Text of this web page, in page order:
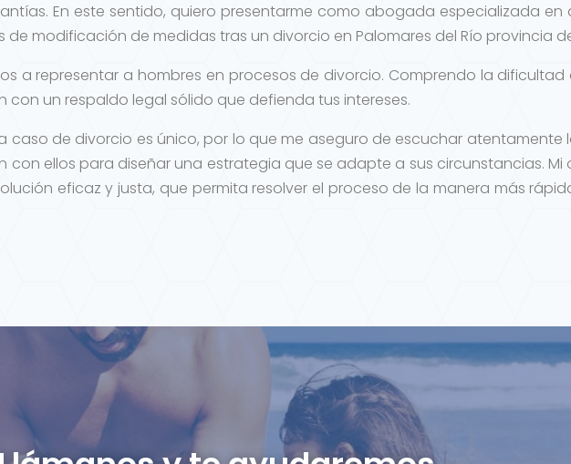
En este sentido, quiero presentarme como abogada especializada en
modificación de medidas tras un divorcio en Palomares del Río provincia
a representar a hombres en procesos de divorcio. Comprendo la dificultad
un respaldo legal sólido que defienda tus intereses.
caso de divorcio es único, por lo que me aseguro de escuchar atentamente
con ellos para diseñar una estrategia que se adapte a sus circunstancias.
eficaz y justa, que permita resolver el proceso de la manera más